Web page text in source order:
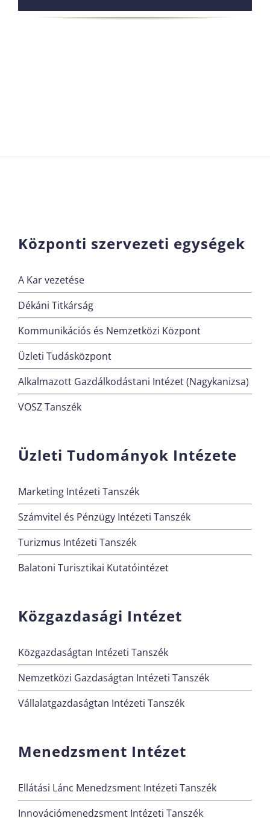
Központi szervezeti egységek
A Kar vezetése
Dékáni Titkárság
Kommunikációs és Nemzetközi Központ
Üzleti Tudásközpont
Alkalmazott Gazdálkodástani Intézet (Nagykanizsa)
VOSZ Tanszék
Üzleti Tudományok Intézete
Marketing Intézeti Tanszék
Számvitel és Pénzügy Intézeti Tanszék
Turizmus Intézeti Tanszék
Balatoni Turisztikai Kutatóintézet
Közgazdasági Intézet
Közgazdaságtan Intézeti Tanszék
Nemzetközi Gazdaságtan Intézeti Tanszék
Vállalatgazdaságtan Intézeti Tanszék
Menedzsment Intézet
Ellátási Lánc Menedzsment Intézeti Tanszék
Innovációmenedzsment Intézeti Tanszék